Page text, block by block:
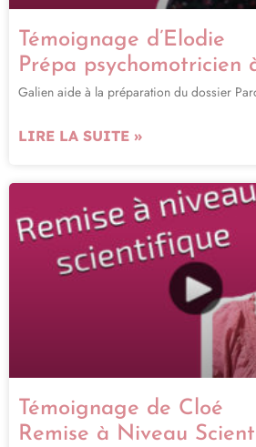
Témoignage d’Elodie
Prépa psychomotricien
Galien aide à la préparation du dossier
LIRE LA SUITE »
Témoignage de Cloé
Remise à Niveau